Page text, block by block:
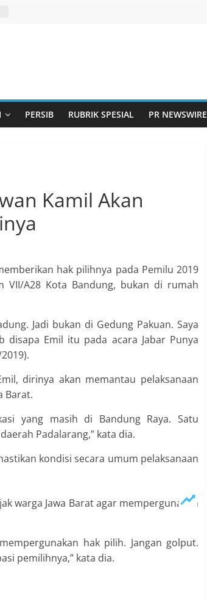
PERSIB RUBRIK SPESIAL PR NEWSWIRE
Kamil Akan
hak pilihnya pada Pemilu 2019
VII/A28 Kota Bandung, bukan di rumah
Jadi bukan di Gedung Pakuan. Saya
disapa Emil itu pada acara Jabar Punya
dirinya akan memantau pelaksanaan
Barat.
yang masih di Bandung Raya. Satu
Padalarang,” kata dia.
kondisi secara umum pelaksanaan
warga Jawa Barat agar mempergunakan
hak pilih. Jangan golput.
pemilihnya,” kata dia.